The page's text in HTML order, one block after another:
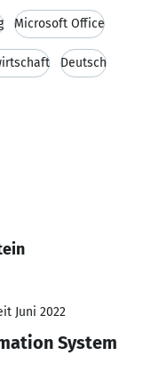
Microsoft Office
Deutsch
Juni 2022
System